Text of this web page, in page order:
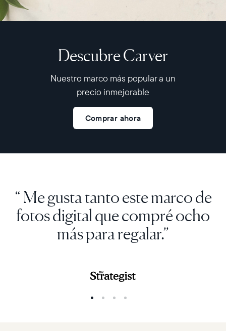
Descubre Carver
Nuestro marco más popular a un
precio inmejorable
Comprar ahora
“ Me gusta tanto este marco de
fotos digital que compré ocho
más para regalar.”